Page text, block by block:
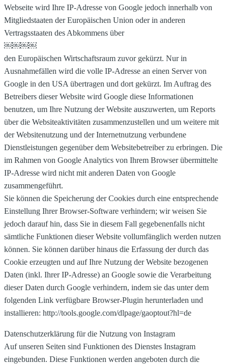
Webseite wird Ihre IP-Adresse von Google jedoch innerhalb von
Mitgliedstaaten der Europäischen Union oder in anderen
Vertragsstaaten des Abkommens über
￼￼￼￼
den Europäischen Wirtschaftsraum zuvor gekürzt. Nur in
Ausnahmefällen wird die volle IP-Adresse an einen Server von
Google in den USA übertragen und dort gekürzt. Im Auftrag des
Betreibers dieser Website wird Google diese Informationen
benutzen, um Ihre Nutzung der Website auszuwerten, um Reports
über die Websiteaktivitäten zusammenzustellen und um weitere mit
der Websitenutzung und der Internetnutzung verbundene
Dienstleistungen gegenüber dem Websitebetreiber zu erbringen. Die
im Rahmen von Google Analytics von Ihrem Browser übermittelte
IP-Adresse wird nicht mit anderen Daten von Google
zusammengeführt.
Sie können die Speicherung der Cookies durch eine entsprechende
Einstellung Ihrer Browser-Software verhindern; wir weisen Sie
jedoch darauf hin, dass Sie in diesem Fall gegebenenfalls nicht
sämtliche Funktionen dieser Website vollumfänglich werden nutzen
können. Sie können darüber hinaus die Erfassung der durch das
Cookie erzeugten und auf Ihre Nutzung der Website bezogenen
Daten (inkl. Ihrer IP-Adresse) an Google sowie die Verarbeitung
dieser Daten durch Google verhindern, indem sie das unter dem
folgenden Link verfügbare Browser-Plugin herunterladen und
installieren: http://tools.google.com/dlpage/gaoptout?hl=de
Datenschutzerklärung für die Nutzung von Instagram
Auf unseren Seiten sind Funktionen des Dienstes Instagram
eingebunden. Diese Funktionen werden angeboten durch die